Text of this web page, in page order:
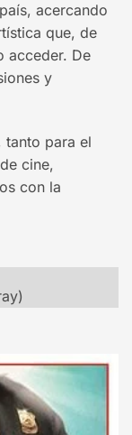
acercando
que, de
acceder. De
y
tanto para el
cine,
con la